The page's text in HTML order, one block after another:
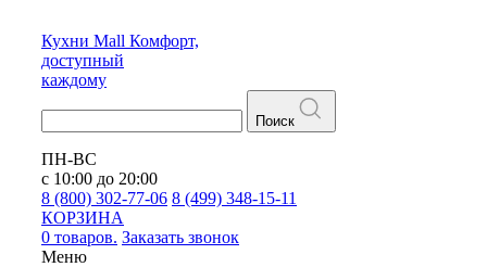
Кухни Mall Комфорт,
доступный
каждому
Поиск
ПН-ВС
с 10:00 до 20:00
8 (800) 302-77-06 8 (499) 348-15-11
КОРЗИНА
0 товаров. Заказать звонок
Меню